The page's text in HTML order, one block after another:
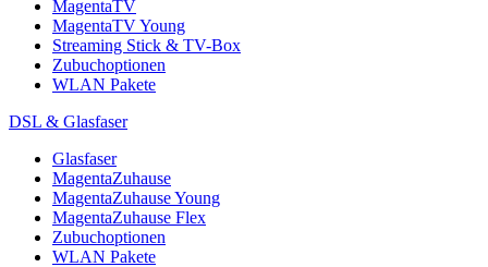
MagentaTV
MagentaTV Young
Streaming Stick & TV-Box
Zubuchoptionen
WLAN Pakete
DSL & Glasfaser
Glasfaser
MagentaZuhause
MagentaZuhause Young
MagentaZuhause Flex
Zubuchoptionen
WLAN Pakete